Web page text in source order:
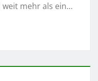
mehr als ein…